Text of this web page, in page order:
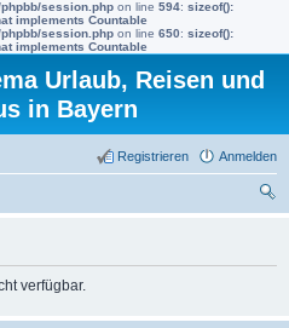
phpbb/session.php on line 594: sizeof():
implements Countable
phpbb/session.php on line 650: sizeof():
implements Countable
Urlaub, Reisen und
in Bayern
Anmelden
Registrieren
verfügbar.